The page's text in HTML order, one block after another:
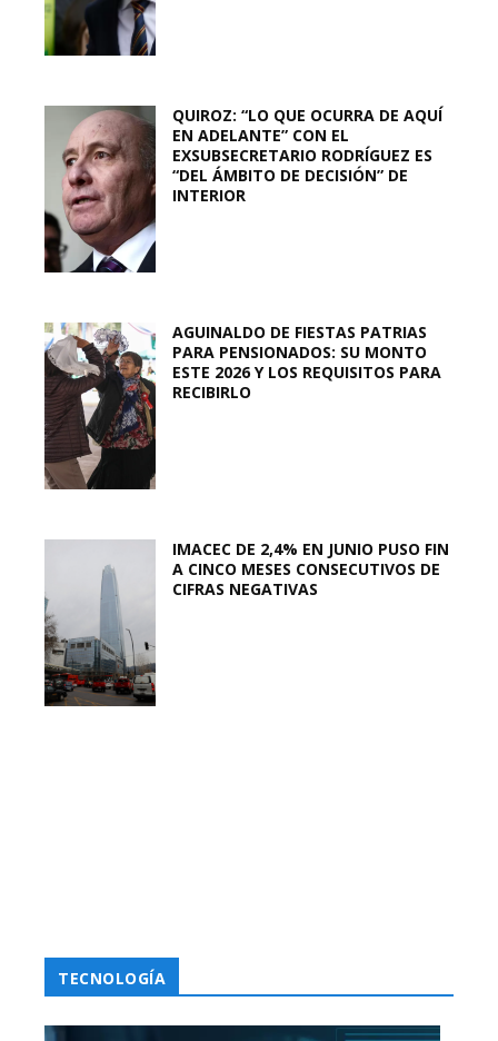
QUIROZ: “LO QUE OCURRA DE AQUÍ
EN ADELANTE” CON EL
EXSUBSECRETARIO RODRÍGUEZ ES
“DEL ÁMBITO DE DECISIÓN” DE
INTERIOR
AGUINALDO DE FIESTAS PATRIAS
PARA PENSIONADOS: SU MONTO
ESTE 2026 Y LOS REQUISITOS PARA
RECIBIRLO
IMACEC DE 2,4% EN JUNIO PUSO FIN
A CINCO MESES CONSECUTIVOS DE
CIFRAS NEGATIVAS
TECNOLOGÍA